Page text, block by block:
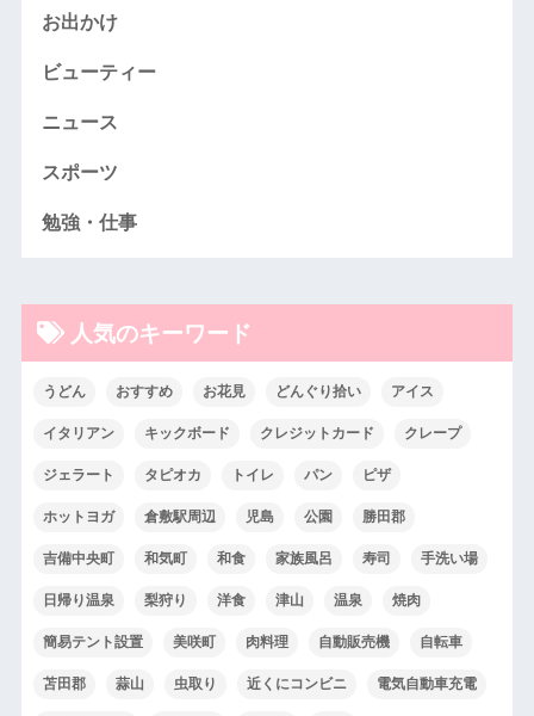
お出かけ
ビューティー
ニュース
スポーツ
勉強・仕事
人気のキーワード
うどん おすすめ お花見 どんぐり拾い アイス
イタリアン キックボード クレジットカード クレープ
ジェラート タピオカ トイレ パン ピザ
ホットヨガ 倉敷駅周辺 児島 公園 勝田郡
吉備中央町 和気町 和食 家族風呂 寿司 手洗い場
日帰り温泉 梨狩り 洋食 津山 温泉 焼肉
簡易テント設置 美咲町 肉料理 自動販売機 自転車
苫田郡 蒜山 虫取り 近くにコンビニ 電気自動車充電